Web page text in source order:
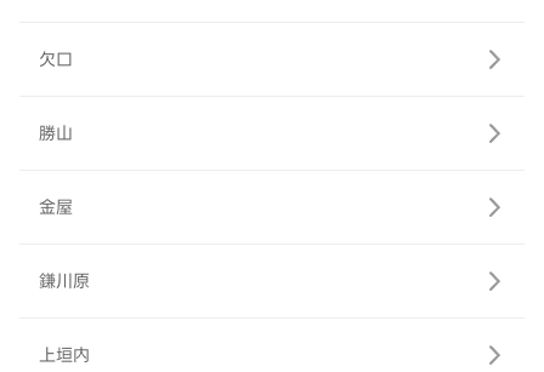
欠口
勝山
金屋
鎌川原
上垣内